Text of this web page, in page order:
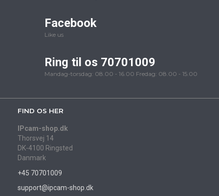
Facebook
Like us
Ring til os 70701009
Mandag-torsdag: 08.00 - 16.00 Fredag: 08.00 - 15.00
FIND OS HER
IPcam-shop.dk
Thorsvej 14
DK-4100 Ringsted
Danmark
+45 70701009
support@ipcam-shop.dk